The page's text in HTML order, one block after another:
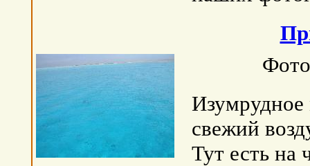
свежий
Тут есть на